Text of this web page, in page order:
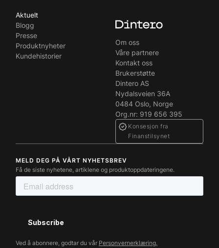
Aktuelt
Blogg
Presse
Produktnyheter
Kundehistorier
Om oss
Våre partnere
Kontakt oss
Brukerstøtte
Dintero AS
Nydalsveien 36A
0484 Oslo, Norge
Org.nr: 919 656 395
Konsesjon fra
Finanstilsynet
MELD DEG PÅ VÅRT NYHETSBREV
Få de siste nyhetene, artiklene og produktoppdateringene.
Ved å abonnere, godtar du vår Personvernerklæring.